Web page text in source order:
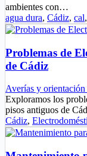
ambientes con…
agua dura, Cádiz, cal,
Problemas de
de Cádiz
Averías y
Exploramos los
pisos antiguos de
Cádiz,